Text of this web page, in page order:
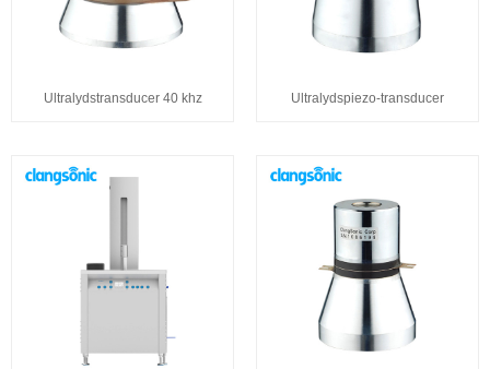
Ultralydstransducer 40 khz Ultralydspiezo-transducer